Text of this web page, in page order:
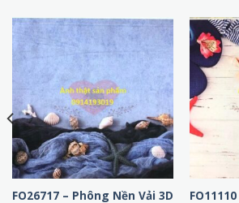
FO26717 – Phông Nền Vải 3D